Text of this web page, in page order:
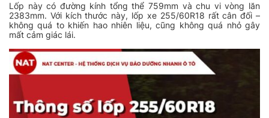
Lốp này có đường kính tổng thể 759mm và chu vi vòng lăn
2383mm. Với kích thước này, lốp xe 255/60R18 rất cân đối –
không quá to khiến hao nhiên liệu, cũng không quá nhỏ gây
mất cảm giác lái.